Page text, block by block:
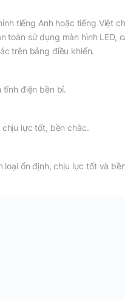
tiếng Anh hoặc tiếng Việt
toàn sử dụng màn hình LED,
trên bảng điều khiển.
tĩnh điện bền bỉ.
lực tốt, bền chắc.
ổn định, chịu lực tốt và